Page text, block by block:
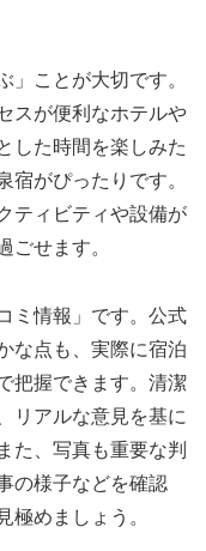
」ことが大切です。
スが便利なホテルや
した時間を楽しみた
宿がぴったりです。
ティビティや設備が
ごせます。
ミ情報」です。公式
な点も、実際に宿泊
把握できます。清潔
リアルな意見を基に
た、写真も重要な判
の様子などを確認
極めましょう。